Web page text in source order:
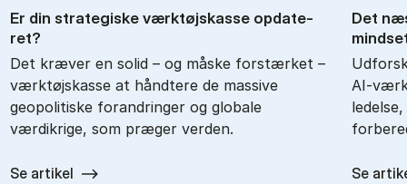
Er din stra­te­gi­ske værk­tøjskas­se op­da­te­
ret?
Det kræver en solid – og måske forstærket –
værktøjskasse at håndtere de massive
geopolitiske forandringer og globale
værdikrige, som præger verden.
Se artikel
Det
AI-
Se